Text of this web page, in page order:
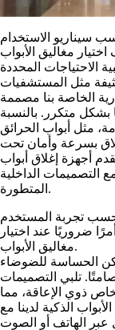
سيناريو الاستخدام
مغاليق الأبواب
مثل المستشفيات
الخاصة بنا مصممة
بشكل متكرر. بالنسبة
مثل أبواب الحرائق
بسرعة وأمان تحت
أجهزة إغلاق أبواب
التصميمات الداخلية
المتطورة.
حسب تجربة المستخدم
ضروريًا عند اختيار
مغاليق الأبواب.
الحساسة للضوضاء
تلبي التصميمات
ذوي الإعاقة، مما
الذكية لدينا مع
عبر الهاتف أو الصوت